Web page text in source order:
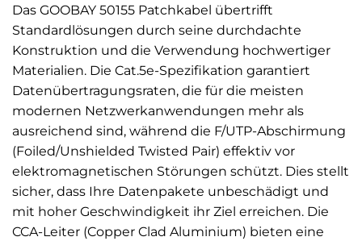
Das GOOBAY 50155 Patchkabel übertrifft
Standardlösungen durch seine durchdachte
Konstruktion und die Verwendung hochwertiger
Materialien. Die Cat.5e-Spezifikation garantiert
Datenübertragungsraten, die für die meisten
modernen Netzwerkanwendungen mehr als
ausreichend sind, während die F/UTP-Abschirmung
(Foiled/Unshielded Twisted Pair) effektiv vor
elektromagnetischen Störungen schützt. Dies stellt
sicher, dass Ihre Datenpakete unbeschädigt und
mit hoher Geschwindigkeit ihr Ziel erreichen. Die
CCA-Leiter (Copper Clad Aluminium) bieten eine